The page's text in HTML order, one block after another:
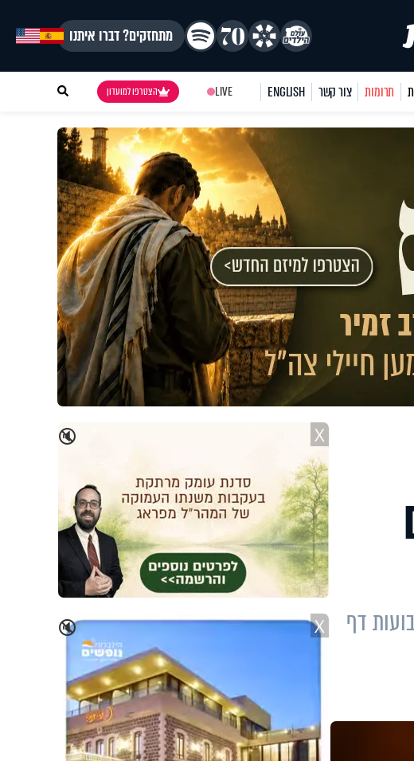
מתחזקים? דברו איתנו
תרומות צור קשר ENGLISH
LIVE הצטרפו למועדון
דף
🔇 X
🔇 X